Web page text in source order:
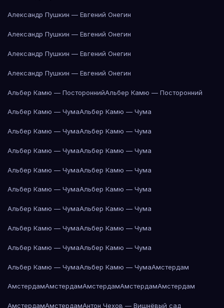
Александр Пушкин — Евгений Онегин
Александр Пушкин — Евгений Онегин
Александр Пушкин — Евгений Онегин
Александр Пушкин — Евгений Онегин
Альбер Камю — ПостороннийАльбер Камю — Посторонний
Альбер Камю — ЧумаАльбер Камю — Чума
Альбер Камю — ЧумаАльбер Камю — Чума
Альбер Камю — ЧумаАльбер Камю — Чума
Альбер Камю — ЧумаАльбер Камю — Чума
Альбер Камю — ЧумаАльбер Камю — Чума
Альбер Камю — ЧумаАльбер Камю — Чума
Альбер Камю — ЧумаАльбер Камю — Чума
Альбер Камю — ЧумаАльбер Камю — Чума
Альбер Камю — ЧумаАльбер Камю — ЧумаАмстердам
АмстердамАмстердамАмстердамАмстердамАмстердам
АмстердамАмстердамАнтон Чехов — Вишнёвый сад